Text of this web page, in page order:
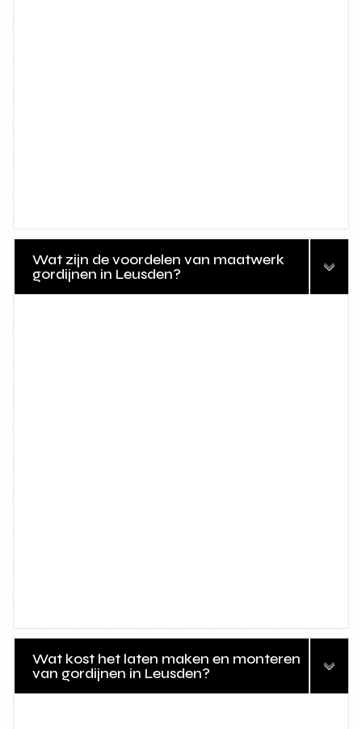
Wat zijn de voordelen van maatwerk
gordijnen in Leusden?
Wat kost het laten maken en monteren
van gordijnen in Leusden?